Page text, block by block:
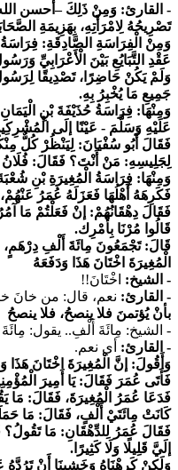
- القارئ: وَمِنْ ذَلِكَ –أحسن
تَصْرِيحُهُ لِامْرَأَتِهِ، بِهَزِيمَةِ
وَمِنْ الْفِرَاسَةِ الصَّادِقَةِ:
عَقْدِ التَّبَايُعِ بَيْنَ الْأَعْرَابِيِّ
وَلَمْ يَكُنْ حَاضِرًا، تَصْدِيقًا
جَمِيعِ مَا يُخْبِرُ بِهِ.
وَمِنْهَا: فِرَاسَةُ حُذَيْفَةَ بْنِ
عَلَيْهِ وَسَلَّمَ - عَيْنًا إلَى
فَقَالَ أَبُو سُفْيَانَ: لِيَنْظُرْ كُلٌّ
لِجَلِيسِهِ: مَنْ أَنْتَ؟ فَقَالَ: فُلَانُ
وَمِنْهَا: فِرَاسَةُ الْمُغِيرَةِ بْنِ
فَكَرِهَهُ أَهْلُهَا فَعَزَلَهُ عُمَرُ
فَقَالَ دِهْقَانُهُمْ: إنْ فَعَلْتُمْ مَا
قَالُوا مُرْنَا بِأَمْرِك.
قَالَ: تَجْمَعُونَ مِائَةَ أَلْفِ
الْمُغِيرَةَ اخْتَانَ هَذَا وَدَفَعَهُ
- الشيخ: اخْتَانَ!!
- القارئ: نعم، قال: من خانَ
بأنْ يُؤتمنَ فلا ينصحُ، فلا ينصحُ
- الشيخ: مِائَةَ أَلْفِ.. يقول:
- القارئ: أي نعم.
وَأَقُولَ: إنَّ الْمُغِيرَةَ اخْتَانَ هَذَا
فَأَتَى عُمَرَ فَقَالَ: يَا أَمِيرَ
فَدَعَا عُمَرُ الْمُغِيرَةَ، فَقَالَ: مَا
كَانَتْ مِائَتَيْ أَلْفٍ، فَقَالَ: مَا
فَقَالَ عُمَرُ لِلدِّهْقَانِ: مَا تَقُولُ؟
إلَيَّ قَلِيلًا وَلَا كَثِيرًا.
وَلَكِنْ كَرِهْنَاهُ وَخَشِينَا أَنْ تَرُدَّهُ